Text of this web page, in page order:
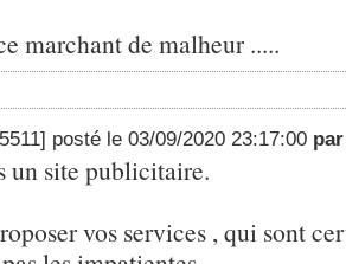
marchant de malheur .....
posté le 03/09/2020 23:17:00
un site publicitaire.
vos services , qui sont